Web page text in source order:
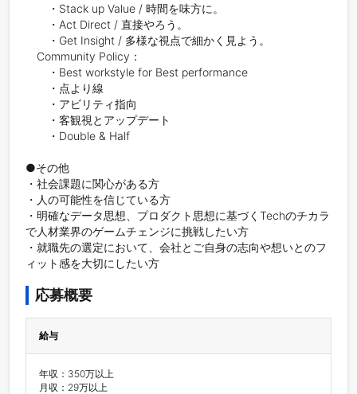
Community Policy：
●その他
・社会課題に関心がある方
・人の可能性を信じている方
・明確なデータ思想、プロダクト思想に基づくTechのチカラ
で人材業界のゲームチェンジに挑戦したい方
・就職先の選定において、会社とご自身の志向や想いとのフ
ィット感を大切にしたい方
応募概要
給与
年収：350万以上
月収：29万以上